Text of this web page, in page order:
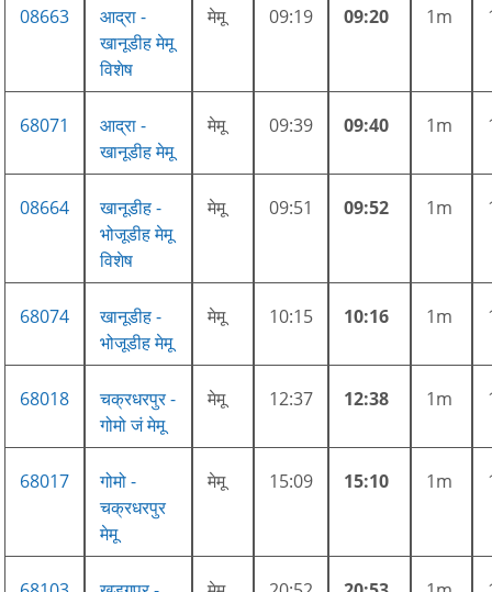
08663
आद्रा -
खानूडीह मेमू
विशेष
मेमू 09:19 09:20 1m
68071
आद्रा -
खानूडीह मेमू
मेमू 09:39 09:40 1m
08664
खानूडीह -
भोजूडीह मेमू
विशेष
मेमू 09:51 09:52 1m
68074
खानूडीह -
भोजूडीह मेमू
मेमू 10:15 10:16 1m
68018
चक्रधरपुर -
गोमो जं मेमू
मेमू 12:37 12:38 1m
68017
गोमो -
चक्रधरपुर
मेमू
मेमू 15:09 15:10 1m